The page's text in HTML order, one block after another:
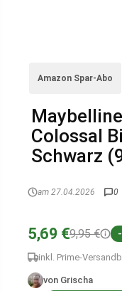
Amazon Spar-Abo
Colossal
Schwarz
am 27.04.2026 0
5,69 €9,95 €
inkl. Prime-Versand
von Grischa